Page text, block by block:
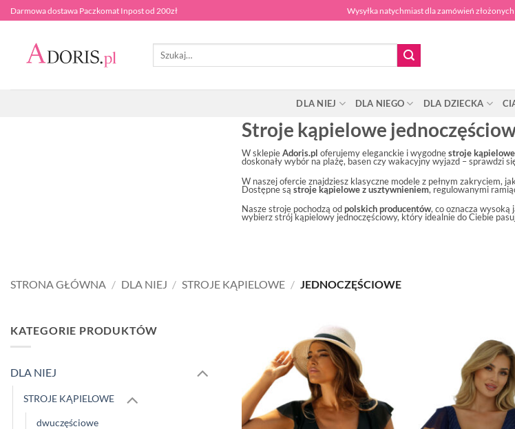
Przewiń
do
zawartości
Darmowa dostawa Paczkomat Inpost od 200zł Wysyłka natychmiast dla zamówień
Szukaj:
DLA NIEJ DLA NIEGO DLA DZIECKA
Stroje kąpielowe
W sklepieAdoris.pl oferujemy eleganckie i wygodnestroje
doskonały wybór na plażę, basen czy wakacyjny wyjazd – sprawdzi
W naszej ofercie znajdziesz klasyczne modele z pełnym zakryciem,
Dostępne są stroje kąpielowe z usztywnieniem, regulowanymi
Nasze stroje pochodzą odpolskich producentów, co oznacza wysoką
wybierz strój kąpielowy jednoczęściowy, który idealnie do Ciebie
STRONA GŁÓWNA / DLA NIEJ / STROJE KĄPIELOWE / JEDNOCZĘŚCIOWE
KATEGORIE PRODUKTÓW
DLA NIEJ
STROJE KĄPIELOWE
dwuczęściowe